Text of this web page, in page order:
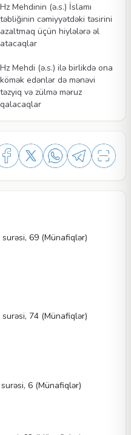
Hz Mehdinin (ə.s.) İslamı
təbliğinin cəmiyyətdəki təsirini
azaltmaq üçün hiylələrə əl
atacaqlar
Hz Mehdi (ə.s.) ilə birlikdə ona
kömək edənlər də mənəvi
təzyiq və zülmə məruz
qalacaqlar
surəsi, 69 (Münafiqlər)
surəsi, 74 (Münafiqlər)
6 (Münafiqlər)